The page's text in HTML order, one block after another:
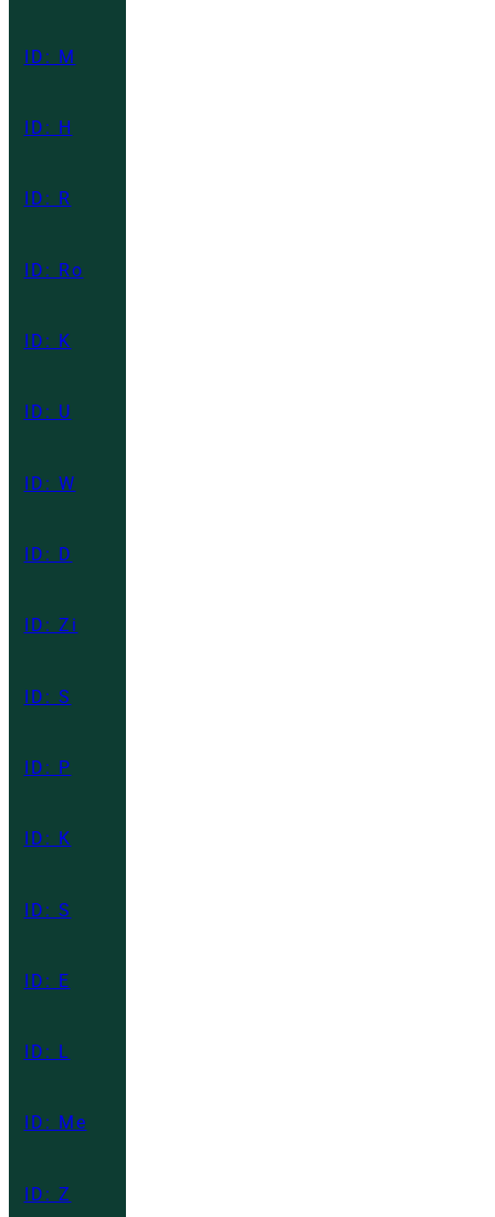
ID: M
ID: H
ID: R
ID: Ro
ID: K
ID: U
ID: W
ID: D
ID: Zi
ID: S
ID: P
ID: K
ID: S
ID: E
ID: L
ID: Me
ID: Z